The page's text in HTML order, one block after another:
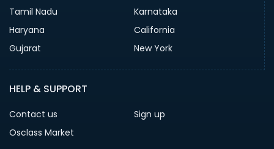
Tamil Nadu
Karnataka
Haryana
California
Gujarat
New York
HELP & SUPPORT
Contact us
Sign up
Osclass Market